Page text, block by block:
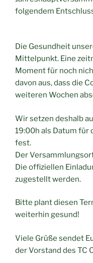
folgendem
Die Gesundheit
Mittelpunkt. Eine
Moment für noch
davon aus, dass die
weiteren Wochen
Wir setzen deshalb
19:00h als Datum für
fest.
Der
Die offiziellen
zugestellt werden.
Bitte plant diesen
weiterhin gesund!
Viele Grüße sendet
der Vorstand des TC